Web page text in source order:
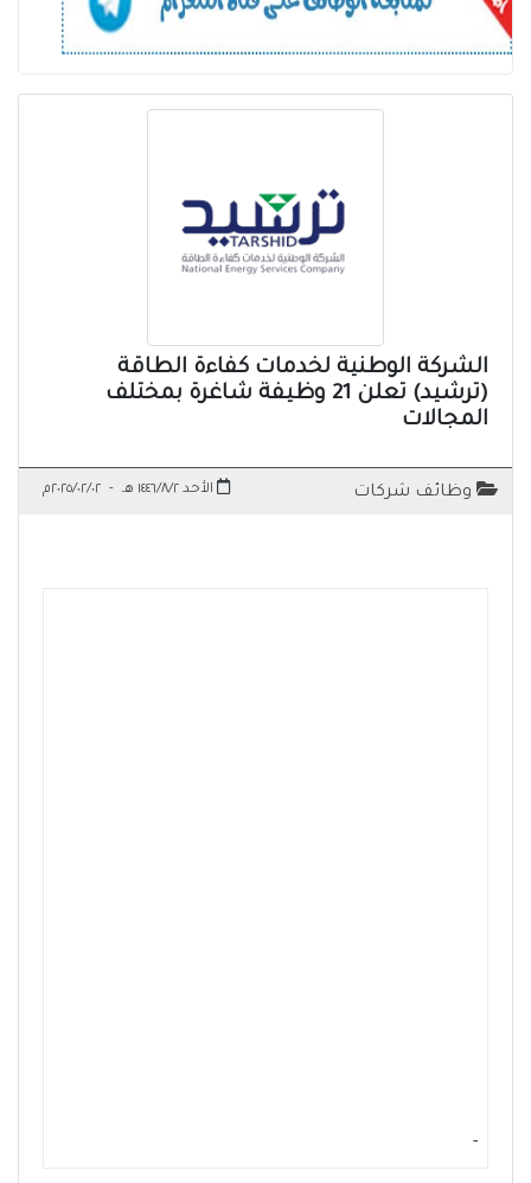
الشركة الوطنية لخدمات كفاءة الطاقة
(ترشيد) تعلن 21 وظيفة شاغرة بمختلف
المجالات
وظائف شركات الأحد ١٤٤٦/٨/٢ هـ - ٢٠٢٥/٠٢/٠٢م
-